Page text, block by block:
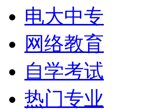
电大中专
网络教育
自学考试
热门专业